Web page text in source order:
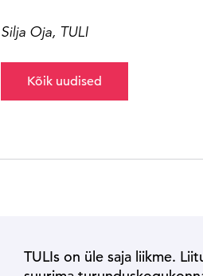
Silja Oja, TULI
Kõik uudised
TULIs on üle saja liikme.